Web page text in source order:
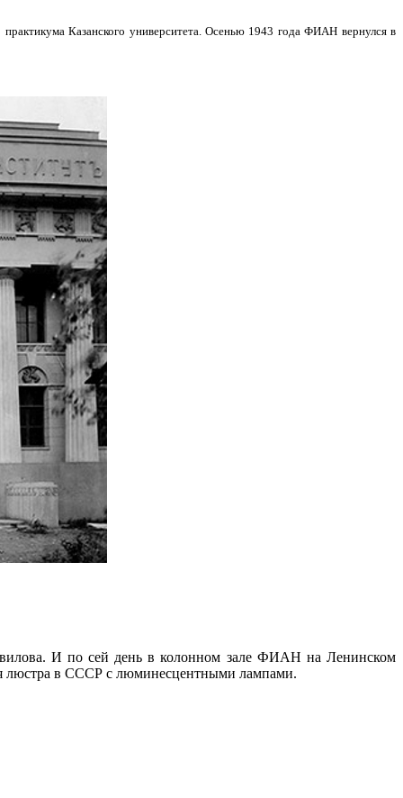
Казанского университета. Осенью 1943 года ФИАН вернулся в
И по сей день в колонном зале ФИАН на Ленинском
люстра в СССР с люминесцентными лампами.